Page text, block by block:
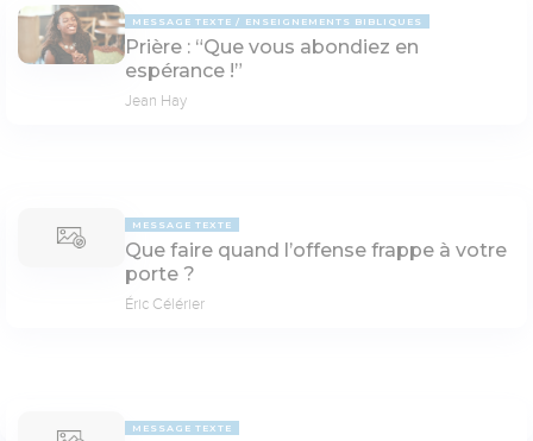
MESSAGE TEXTE ENSEIGNEMENTS BIBLIQUES
Prière : “Que vous abondiez en
espérance !”
Jean Hay
MESSAGE TEXTE
Que faire quand l’offense frappe à votre
porte ?
Éric Célérier
MESSAGE TEXTE